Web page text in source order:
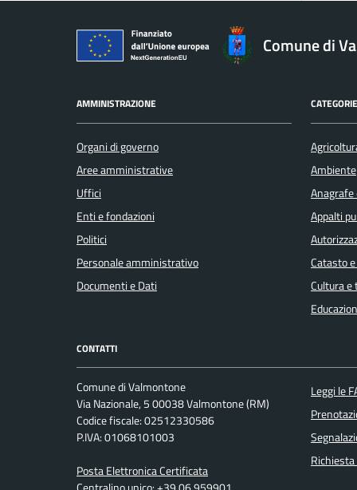
Comune di
AMMINISTRAZIONE
Organi di governo
Aree amministrative
Uffici
Enti e fondazioni
Politici
Personale amministrativo
Documenti e Dati
Ambiente
Appalti
Catasto
Cultura e
CONTATTI
Comune di Valmontone
Via Nazionale, 5 00038 Valmontone (RM)
Codice fiscale: 02512330586
P.IVA: 01068101003
Posta Elettronica Certificata
Leggi le